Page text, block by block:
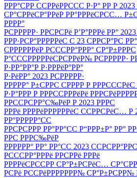
РРР°СРР ССРРёРРССС Р·Р° РР Р
СР°СРРёСР°РРёР РР°РРРёСРСС…
РРРР°
РСРРРРР· РРСРСРё Р’Р°РРРё РР°
РРР·РСР°РРРРРёС С 23 СРРСР°РС
СРРРРРРёР РСССРР°РРР° СР°Р±РРРС
Р°СССРРРРРёСРСРРёР№ РСРРРРР·
Р·РР°РР°Р Р·РРРёР°РР°
Р·РёРР° 2023 РСРРРРР·
РРРРР° Р±СРРС СРРРР Р РРРСССРёС
Р·Р°РРР Р РРРССРРРёРё
РРССРСРР°С‰РёР Р 2023 РРРС
РРРё РРРРёРРРРРРёС ССРРСРёС… Р
РР°РРРРР°СС
РРСРСРРР РР°РР°СС Р“РРР±Р° РР°
РРС РРРС‰РёР
РРРРРР° РР° РР°СС 2023 ССРСРР°РРС
РСССРР°РРРё РРСРРё РРРё
РРРРёСРССРР СР°Р±РСРёС… СР°СРР
РСРё РССРёРРРРРРР№ СР°Р±РСРР№